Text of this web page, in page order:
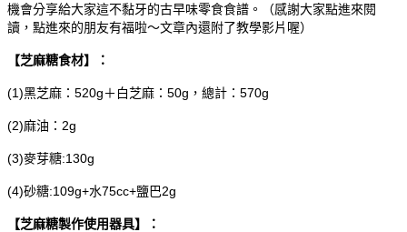
機會分享給大家這不黏牙的古早味零食食譜。（感謝大家點進來閱
讀，點進來的朋友有福啦～文章內還附了教學影片喔）
【芝麻糖食材】：
(1)黑芝麻：520g＋白芝麻：50g，總計：570g
(2)麻油：2g
(3)麥芽糖:130g
(4)砂糖:109g+水75cc+鹽巴2g
【芝麻糖製作使用器具】：